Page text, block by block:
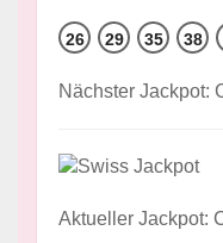
26 29 35 38
Nächster Jackpot:
Aktueller Jackpot: